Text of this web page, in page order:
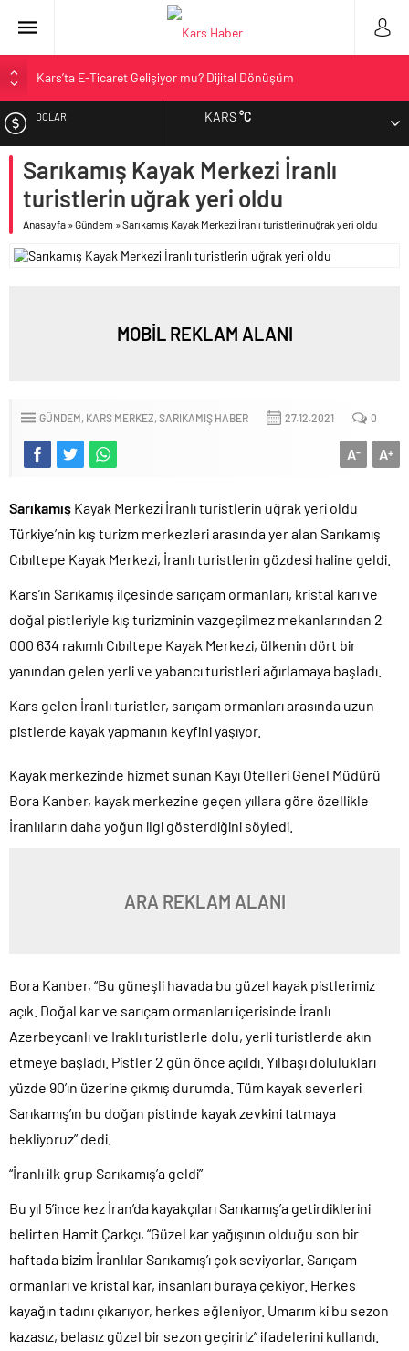
Kars’ta E-Ticaret Gelişiyor mu? Dijital Dönüşüm
Kars Halkı Yeni Parti Hakkında Ne Düşünüyor?
Sarıkamış’a Bağlı Köyler ve Yaygın Soyadları
Kağızman Köyleri ve En Çok Kullanılan Soyadları | Kars Haber
DOLAR
ALTIN
BIST
KARS°C
Sarıkamış Kayak Merkezi İranlı
turistlerin uğrak yeri oldu
Anasayfa »Gündem »Sarıkamış Kayak Merkezi İranlı turistlerin uğrak yeri oldu
MOBİL REKLAM ALANI
GÜNDEM KARS MERKEZ SARIKAMIŞ HABER 27.12.2021 0
A+
A-
Sarıkamış Kayak Merkezi İranlı turistlerin uğrak yeri oldu
Türkiye’nin kış turizm merkezleri arasında yer alan Sarıkamış
Cıbıltepe Kayak Merkezi, İranlı turistlerin gözdesi haline geldi.
Kars’ın Sarıkamış ilçesinde sarıçam ormanları, kristal karı ve
doğal pistleriyle kış turizminin vazgeçilmez mekanlarından 2
000 634 rakımlı Cıbıltepe Kayak Merkezi, ülkenin dört bir
yanından gelen yerli ve yabancı turistleri ağırlamaya başladı.
Kars gelen İranlı turistler, sarıçam ormanları arasında uzun
pistlerde kayak yapmanın keyfini yaşıyor.
Kayak merkezinde hizmet sunan Kayı Otelleri Genel Müdürü
Bora Kanber, kayak merkezine geçen yıllara göre özellikle
İranlıların daha yoğun ilgi gösterdiğini söyledi.
ARA REKLAM ALANI
Bora Kanber, “Bu güneşli havada bu güzel kayak pistlerimiz
açık. Doğal kar ve sarıçam ormanları içerisinde İranlı
Azerbeycanlı ve Iraklı turistlerle dolu, yerli turistlerde akın
etmeye başladı. Pistler 2 gün önce açıldı. Yılbaşı dolulukları
yüzde 90’ın üzerine çıkmış durumda. Tüm kayak severleri
Sarıkamış’ın bu doğan pistinde kayak zevkini tatmaya
bekliyoruz” dedi.
“İranlı ilk grup Sarıkamış’a geldi”
Bu yıl 5’ince kez İran’da kayakçıları Sarıkamış’a getirdiklerini
belirten Hamit Çarkçı, “Güzel kar yağışının olduğu son bir
haftada bizim İranlılar Sarıkamış’ı çok seviyorlar. Sarıçam
ormanları ve kristal kar, insanları buraya çekiyor. Herkes
kayağın tadını çıkarıyor, herkes eğleniyor. Umarım ki bu sezon
kazasız, belasız güzel bir sezon geçiririz” ifadelerini kullandı.